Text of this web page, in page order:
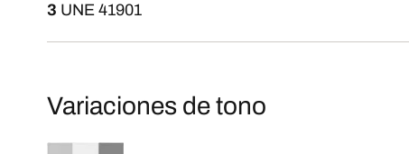
3 UNE 41901
Variaciones de tono